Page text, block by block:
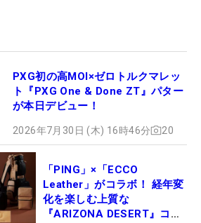
PXG初の高MOI×ゼロトルクマレッ
ト『PXG One & Done ZT』パター
が本日デビュー！
2026年7月30日 (木) 16時46分 20
「PING」×「ECCO
Leather」がコラボ！ 経年変
化を楽しむ上質な
『ARIZONA DESERT』コレ